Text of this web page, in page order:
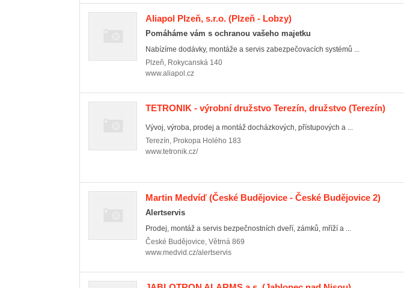
Aliapol Plzeň, s.r.o. (Plzeň - Lobzy)
Pomáháme vám s ochranou vašeho majetku
Nabízíme dodávky, montáže a servis zabezpečovacích systémů ...
Plzeň, Rokycanská 140
www.aliapol.cz
TETRONIK - výrobní družstvo Terezín, družstvo (Terezín)
Vývoj, výroba, prodej a montáž docházkových, přístupových a ...
Terezín, Prokopa Holého 183
www.tetronik.cz/
Martin Medvíď (České Budějovice - České Budějovice 2)
Alertservis
Prodej, montáž a servis bezpečnostních dveří, zámků, mříží a ...
České Budějovice, Větrná 869
www.medvid.cz/alertservis